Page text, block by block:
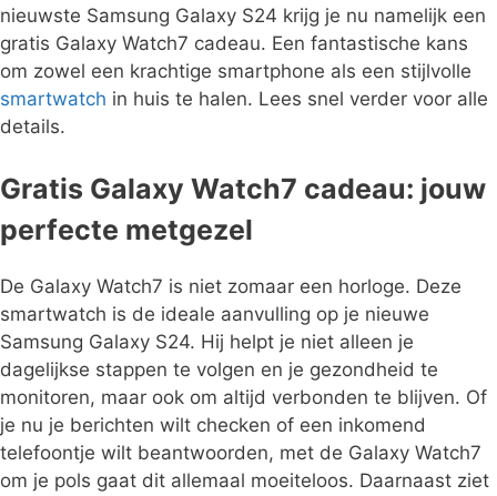
nieuwste Samsung Galaxy S24 krijg je nu namelijk een
gratis Galaxy Watch7 cadeau. Een fantastische kans
om zowel een krachtige smartphone als een stijlvolle
smartwatch in huis te halen. Lees snel verder voor alle
details.
Gratis Galaxy Watch7 cadeau: jouw
perfecte metgezel
De Galaxy Watch7 is niet zomaar een horloge. Deze
smartwatch is de ideale aanvulling op je nieuwe
Samsung Galaxy S24. Hij helpt je niet alleen je
dagelijkse stappen te volgen en je gezondheid te
monitoren, maar ook om altijd verbonden te blijven. Of
je nu je berichten wilt checken of een inkomend
telefoontje wilt beantwoorden, met de Galaxy Watch7
om je pols gaat dit allemaal moeiteloos. Daarnaast ziet